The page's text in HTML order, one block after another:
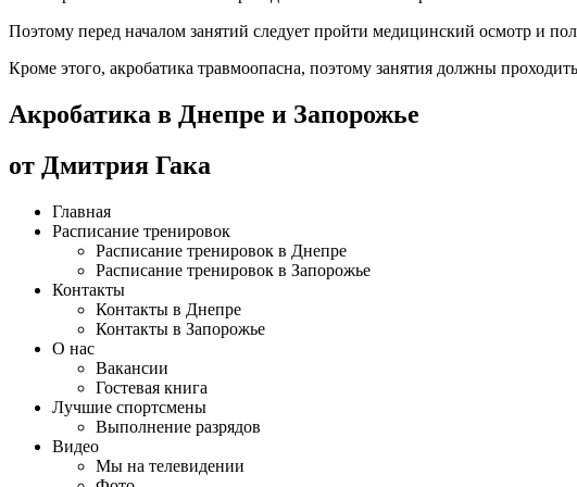
Поэтому перед началом занятий следует пройти медицинский осмотр и
Кроме этого, акробатика травмоопасна, поэтому занятия должны
Акробатика в Днепре и Запорожье
от Дмитрия Гака
Главная
Расписание тренировок
Расписание тренировок в Днепре
Расписание тренировок в Запорожье
Контакты
Контакты в Днепре
Контакты в Запорожье
О нас
Вакансии
Гостевая книга
Лучшие спортсмены
Выполнение разрядов
Видео
Мы на телевидении